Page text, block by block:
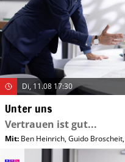
Di, 11.08 17:30
Unter uns
Vertrauen ist gut...
Mit: Ben Heinrich,Guido Broscheit,